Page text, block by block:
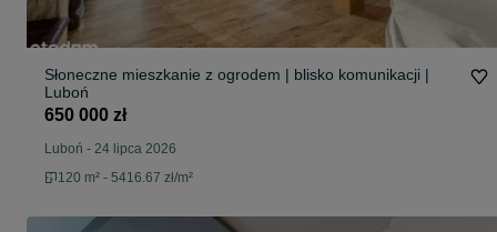
Słoneczne mieszkanie z ogrodem | blisko komunikacji |
Luboń
650 000 zł
Luboń - 24 lipca 2026
120 m² - 5416.67 zł/m²